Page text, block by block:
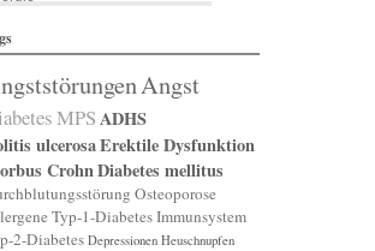
Schnupfen
Angst
MPSADHS
ulcerosaErektile Dysfunktion
CrohnDiabetes mellitus
Osteoporose
Typ-1-DiabetesImmunsystem
2-Diabetes Depressionen Heuschnupfen